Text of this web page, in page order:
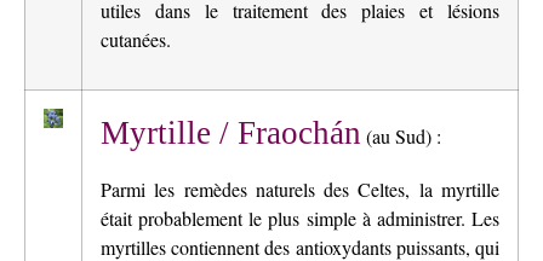
utiles dans le traitement des plaies et lésions
cutanées.
Myrtille / Fraochán (au Sud) :
Parmi les remèdes naturels des Celtes, la myrtille
était probablement le plus simple à administrer. Les
myrtilles contiennent des antioxydants puissants, qui